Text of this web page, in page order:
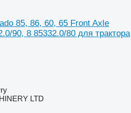
85, 86, 60, 65 Front Axle
90, 8 85332.0/80 для трактора
LTD